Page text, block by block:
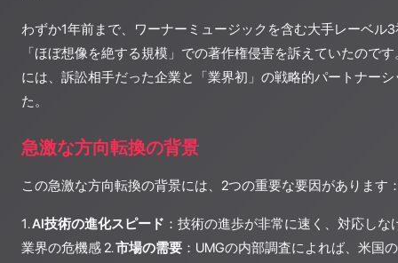
わずか1年前まで、ワーナーミュージックを含む大手レーベル
「ほぼ想像を絶する規模」での著作権侵害を訴えていたので
には、訴訟相手だった企業と「業界初」の戦略的パートナー
た。
急激な方向転換の背景
この急激な方向転換の背景には、2つの重要な要因があります
1.AI技術の進化スピード ：技術の進歩が非常に速く、対応し
業界の危機感 2.市場の需要 ：UMGの内部調査によれば、米国